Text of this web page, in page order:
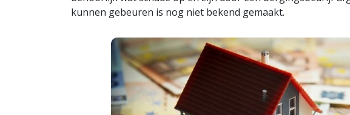
kunnen gebeuren is nog niet bekend gemaakt.